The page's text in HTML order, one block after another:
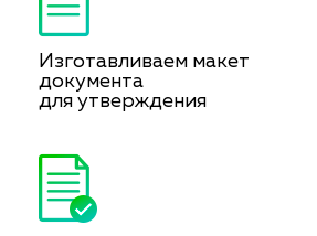
Изготавливаем макет
документа
для утверждения